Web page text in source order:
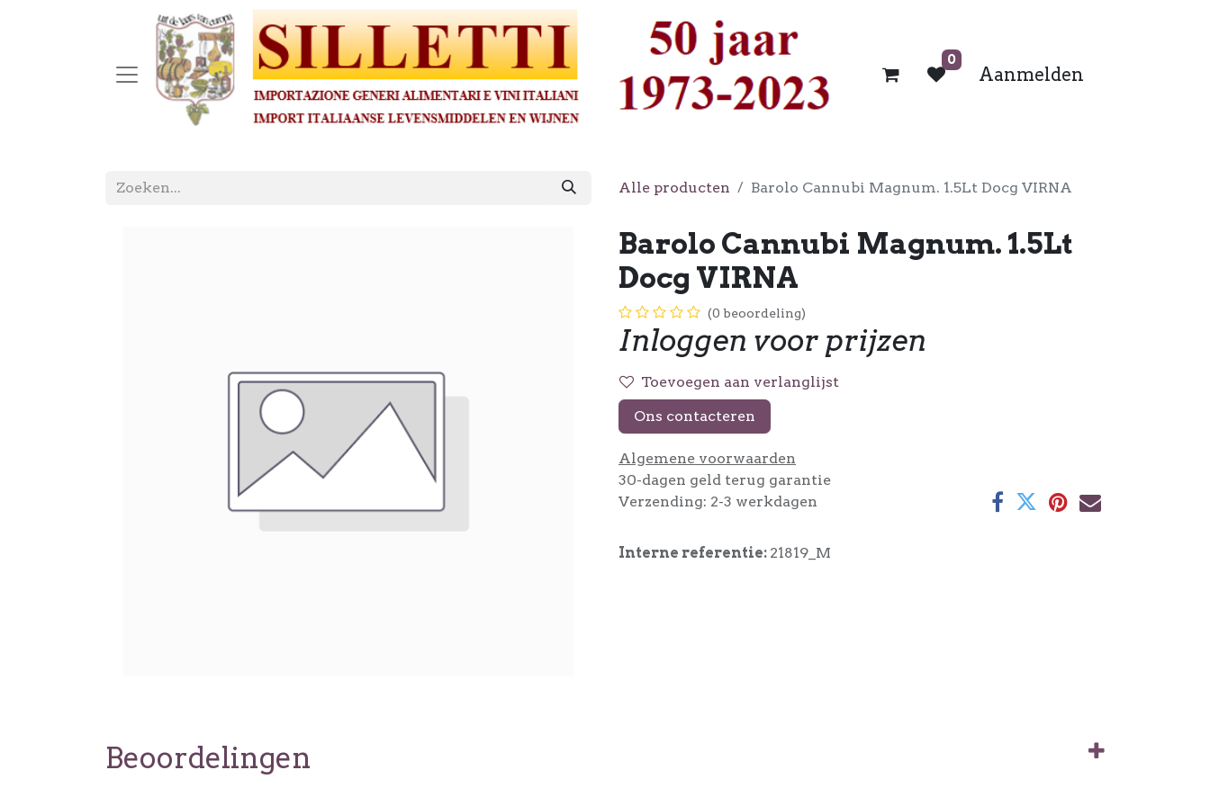
0
Aanmelden
Alle producten Barolo Cannubi Magnum. 1.5Lt Docg VIRNA
Barolo Cannubi Magnum. 1.5Lt
Docg VIRNA
(0 beoordeling)
Inloggen voor prijzen
Toevoegen aan verlanglijst
Ons contacteren
Algemene voorwaarden
30-dagen geld terug garantie
Verzending: 2-3 werkdagen
Interne referentie: 21819_M
Beoordelingen